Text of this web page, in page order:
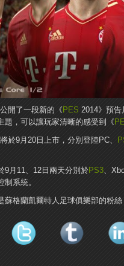
開了一段新的《 PES 2014》預
題，可以讓玩家清晰的感受到《
於9月20日上市，分別登陸PC、
9月11、12日兩天分別於PS3、
系統。
蘇格蘭凱爾特人足球​​俱樂部的粉絲